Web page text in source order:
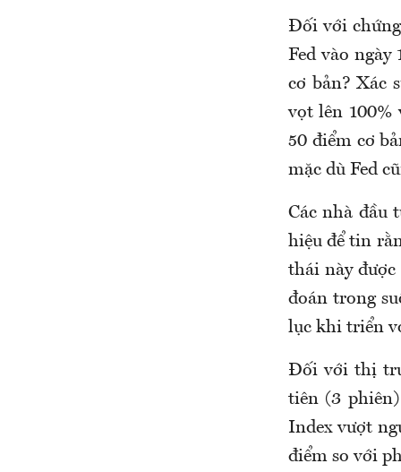
Đối với
Fed vào ngày
cơ bản? Xác
vọt lên 100%
50 điểm cơ
mặc dù Fed
Các nhà đầu
hiệu để tin
thái này
đoán trong
lục khi triển
Đối với thị
tiên (3
Index vượt
điểm so với